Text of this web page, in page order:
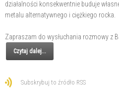
działalności konsekwentnie buduje
metalu alternatywnego i ciężkiego rocka.
Zapraszam do wysłuchania rozmowy z
Czytaj dalej...
Subskrybuj to źródło RSS